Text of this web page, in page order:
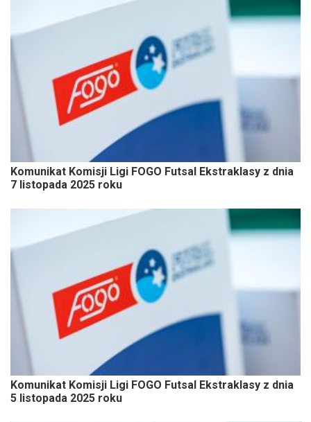
Komunikat Komisji Ligi FOGO Futsal Ekstraklasy z dnia
7 listopada 2025 roku
Komunikat Komisji Ligi FOGO Futsal Ekstraklasy z dnia
5 listopada 2025 roku